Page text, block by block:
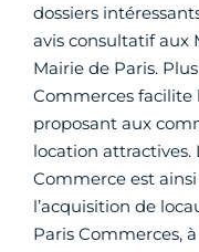
dossiers
avis consultatif aux
Mairie de Paris.
Commerces facilite
proposant aux
location attractives.
Commerce est
l’acquisition de
Paris Commerces,